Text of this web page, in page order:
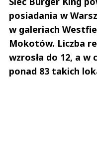
posiadania w
w galeriach
Mokotów. Liczba
wzrosła do 12, a w
ponad 83 takich